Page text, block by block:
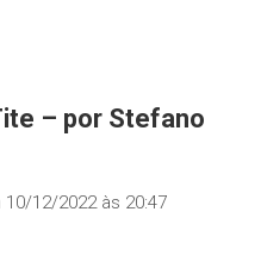
– por Stefano
10/12/2022 às 20:47